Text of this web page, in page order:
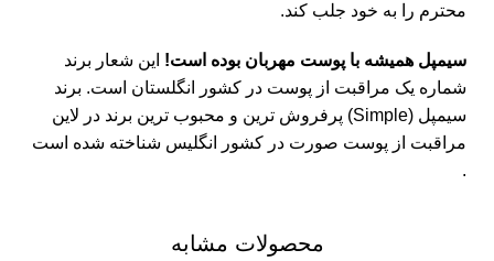
محترم را به خود جلب کند.
سیمپل همیشه با پوست مهربان بوده است! این شعار برند
شماره یک مراقبت از پوست در کشور انگلستان است. برند
سیمپل (Simple)
پرفروش‌ ترین و محبوب ‌ترین برند در لاین
مراقبت از پوست صورت در کشور انگلیس شناخته شده است
.
محصولات مشابه